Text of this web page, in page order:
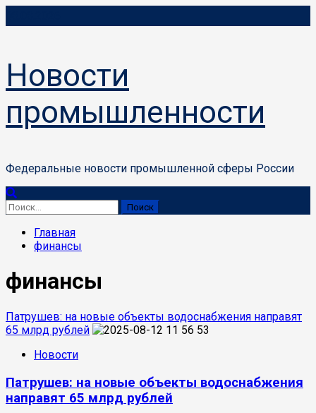
к
Новости
промышленности
Федеральные новости промышленной сферы России
Основное
меню
Найти:
Главная
финансы
финансы
Патрушев: на новые объекты водоснабжения направят
65 млрд рублей
Новости
Патрушев: на новые объекты водоснабжения
направят 65 млрд рублей